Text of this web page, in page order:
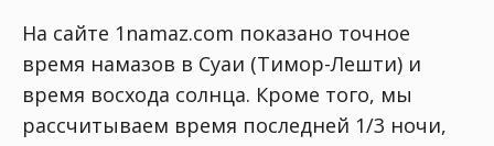
На сайте 1namaz.com показано точное
время намазов в Суаи (Тимор-Лешти) и
время восхода солнца. Кроме того, мы
рассчитываем время последней 1/3 ночи,